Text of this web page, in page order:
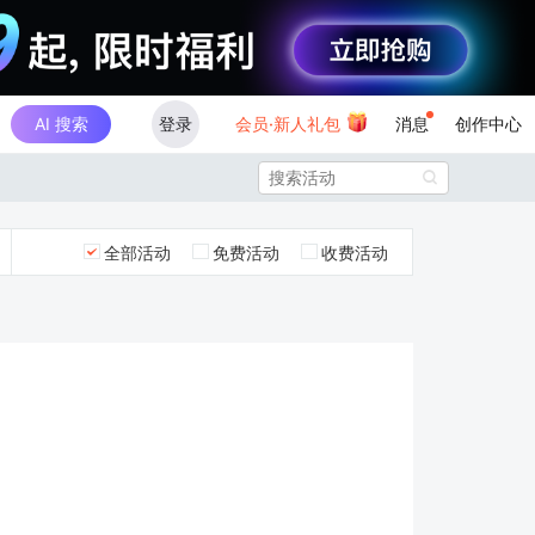
AI 搜索 登录 会员·新人礼包 消息 创作中心

全部活动 免费活动 收费活动